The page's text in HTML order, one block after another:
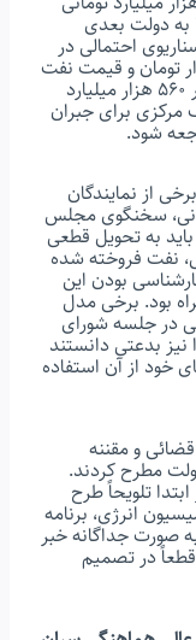
به دولت بعدی
احتمالی در
قیمت دلار در سال ۱۴۰۱، ۴۰ هزار تومان و قیمت نفت
نیز ۷۰ دلار باشد، دولت وقت در موعد مقرر ۵۶۰ هزار میلیارد
مرکزی برای جبران
شود.
از نمایندگان
سخنگوی مجلس
به تحویل قطعی
نفت فروخته شده
بودن این
بود. برخی مدل
در جلسه شورای
بدعتی دانستند
از آن استفاده
و مقننه
مطرح کردند.
تلویحاً طرح
انرژی، برنامه
صورت جداگانه خبر
قطعاً در تصمیم